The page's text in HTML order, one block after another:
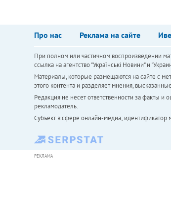
Про нас Реклама на сайте
При полном или частичном воспроизведении
ссылка на агентство "Українськi Новини" и
Материалы, которые размещаются на сайте с
этого контента и разделяет мнения,
Редакция не несет ответственности за факты
рекламодатель.
Субъект в сфере онлайн-медиа; идентификатор
РЕКЛАМА